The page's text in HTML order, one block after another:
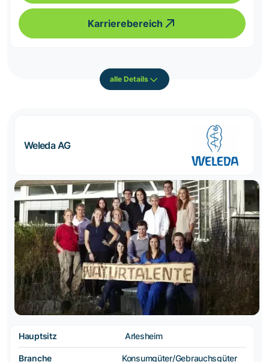
Karrierebereich
alle Details
Weleda AG
Hauptsitz Arlesheim
Branche Konsumgüter/Gebrauchsgüter